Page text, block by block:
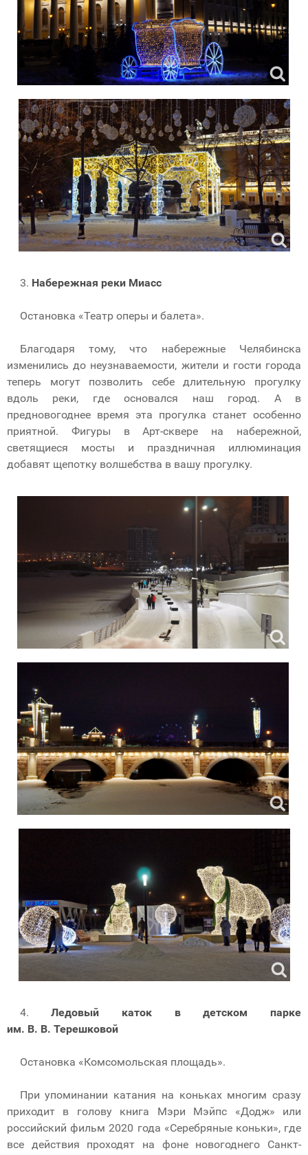
3. Набережная реки Миасс
Остановка «Театр оперы и балета».
Благодаря тому, что набережные Челябинска
изменились до неузнаваемости, жители и гости города
теперь могут позволить себе длительную прогулку
вдоль реки, где основался наш город. А в
предновогоднее время эта прогулка станет особенно
приятной. Фигуры в Арт-сквере на набережной,
светящиеся мосты и праздничная иллюминация
добавят щепотку волшебства в вашу прогулку.
4.Ледовый каток в детском парке
им. В. В. Терешковой
Остановка «Комсомольская площадь».
При упоминании катания на коньках многим сразу
приходит в голову книга Мэри Мэйпс «Додж» или
российский фильм 2020 года «Серебряные коньки», где
все действия проходят на фоне новогоднего Санкт-